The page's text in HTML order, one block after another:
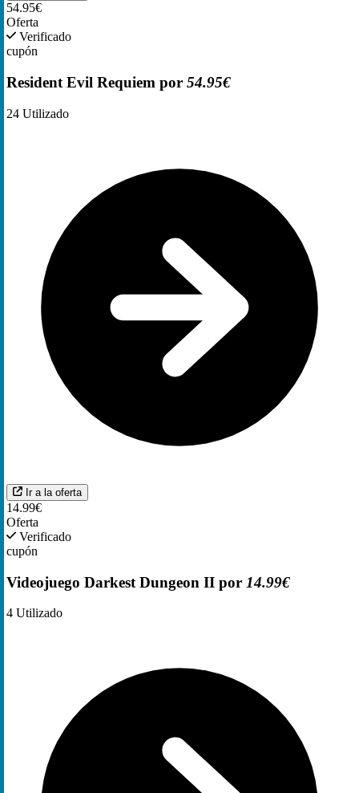
54.95€
Oferta
Verificado
cupón
Resident Evil Requiem por 54.95€
24 Utilizado
Ir a la oferta
14.99€
Oferta
Verificado
cupón
Videojuego Darkest Dungeon II por 14.99€
4 Utilizado